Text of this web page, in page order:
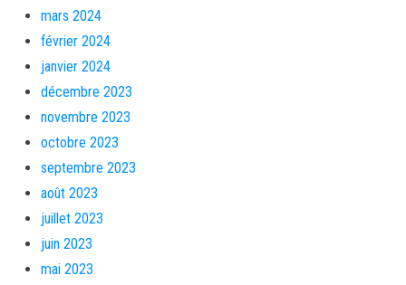
mars 2024
février 2024
janvier 2024
décembre 2023
novembre 2023
octobre 2023
septembre 2023
août 2023
juillet 2023
juin 2023
mai 2023